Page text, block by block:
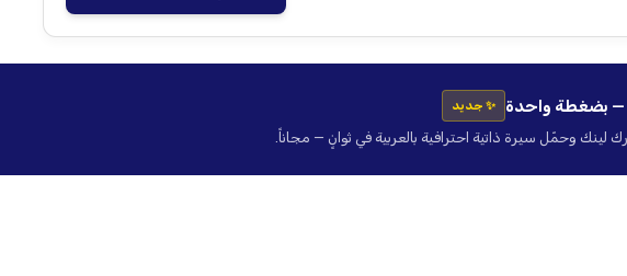
— بضغطة واحدة ✨ جديد
لينك وحمّل سيرة ذاتية احترافية بالعربية في ثوانٍ — مجاناً.